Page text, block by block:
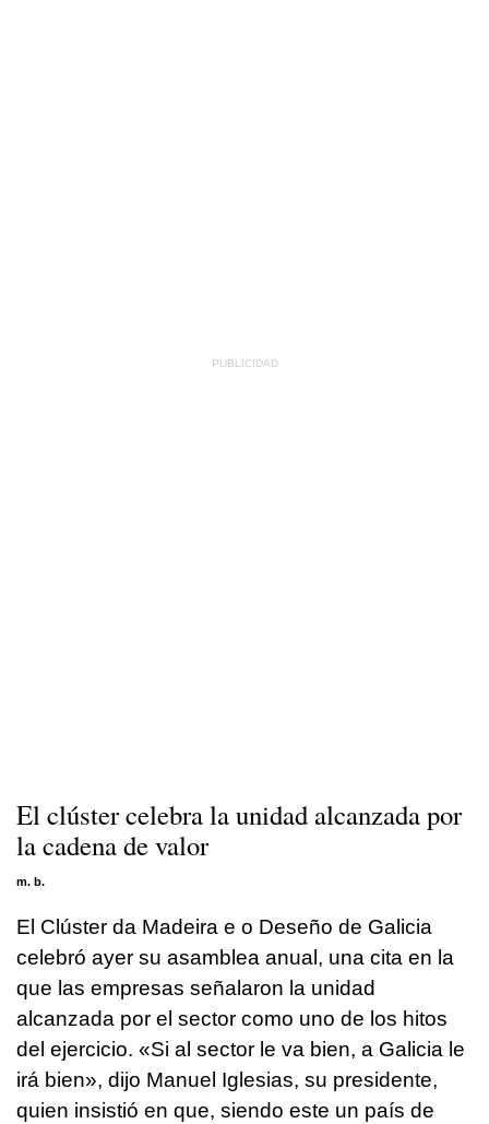
El clúster celebra la unidad alcanzada por
la cadena de valor
m. b.
El Clúster da Madeira e o Deseño de Galicia
celebró ayer su asamblea anual, una cita en la
que las empresas señalaron la unidad
alcanzada por el sector como uno de los hitos
del ejercicio. «Si al sector le va bien, a Galicia le
irá bien», dijo Manuel Iglesias, su presidente,
quien insistió en que, siendo este un país de